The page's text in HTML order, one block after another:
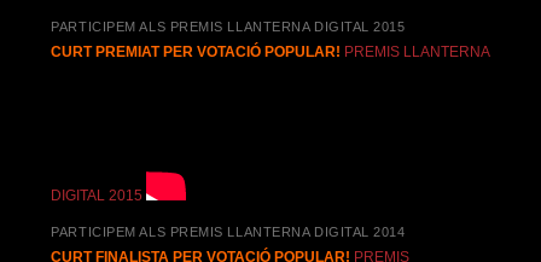
PARTICIPEM ALS PREMIS LLANTERNA DIGITAL 2015
CURT PREMIAT PER VOTACIÓ POPULAR! PREMIS LLANTERNA
DIGITAL 2015
PARTICIPEM ALS PREMIS LLANTERNA DIGITAL 2014
CURT FINALISTA PER VOTACIÓ POPULAR! PREMIS